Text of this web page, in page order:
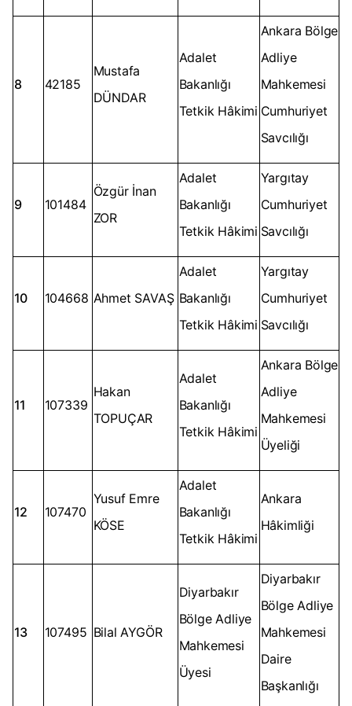
8 42185
Mustafa
DÜNDAR
Adalet
Bakanlığı
Tetkik Hâkimi
Ankara Bölge
Adliye
Mahkemesi
Cumhuriyet
Savcılığı
9 101484
Özgür İnan
ZOR
Adalet
Bakanlığı
Tetkik Hâkimi
Yargıtay
Cumhuriyet
Savcılığı
10 104668 Ahmet SAVAŞ
Adalet
Bakanlığı
Tetkik Hâkimi
Yargıtay
Cumhuriyet
Savcılığı
11 107339
Hakan
TOPUÇAR
Adalet
Bakanlığı
Tetkik Hâkimi
Ankara Bölge
Adliye
Mahkemesi
Üyeliği
12 107470
Yusuf Emre
KÖSE
Adalet
Bakanlığı
Tetkik Hâkimi
Ankara
Hâkimliği
13 107495 Bilal AYGÖR
Diyarbakır
Bölge Adliye
Mahkemesi
Üyesi
Diyarbakır
Bölge Adliye
Mahkemesi
Daire
Başkanlığı